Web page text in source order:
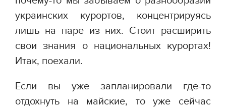
украинских курортов, концентрируясь
лишь на паре из них. Стоит расширить
свои знания о национальных курортах!
Итак, поехали.
Если вы уже запланировали где-то
отдохнуть на майские, то уже сейчас